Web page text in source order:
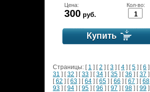
Цена:
300 руб.
Кол-во:
Страницы: [ 1 ] [2 ] [3 ] [4 ] [5 ] [6
31 ] [32 ] [33 ] [34 ] [35 ] [36 ] [37
[62 ] [63 ] [64 ] [65 ] [66 ] [67 ] [68
93 ] [94 ] [95 ] [96 ] [97 ] [98 ] [99